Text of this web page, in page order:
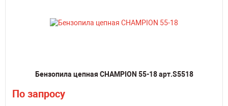
Бензопила цепная CHAMPION 55-18 арт.S5518
По запросу